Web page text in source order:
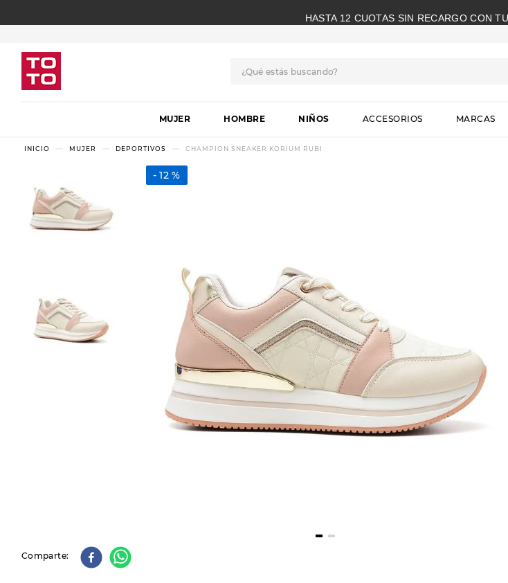
HASTA 12 CUOTAS SIN RECARGO CON
MUJER HOMBRE NIÑOS ACCESORIOS MARCAS
MUJER DEPORTIVOS CHAMPION SNEAKER KORIUM RUBI
12 %
Comparte
1.
botas
.
skechers
3.
7.
8.
hitec
9.
slip-ins
botas dama